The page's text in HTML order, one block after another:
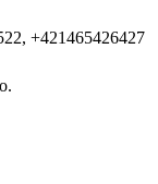
+421465426427